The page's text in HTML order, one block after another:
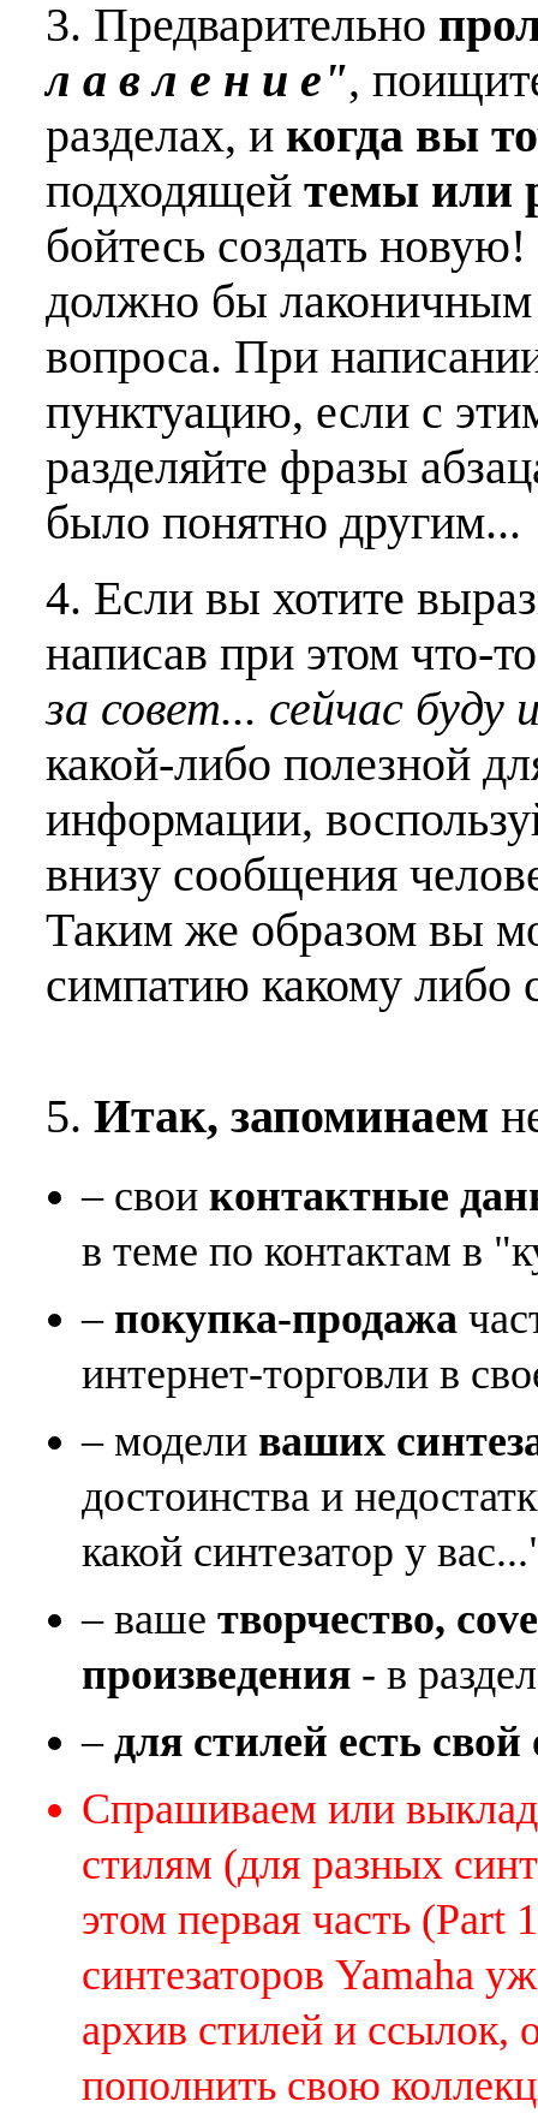
3. Предварительно
л а в л е н и е",
разделах, и когда вы
подходящей темы или
бойтесь создать
должно бы лаконичным
вопроса. При
пунктуацию, если с
разделяйте фразы
было понятно другим...
4. Если вы хотите
написав при этом что-
за совет... сейчас буду
какой-либо полезной
информации,
внизу сообщения
Таким же образом вы
симпатию какому
5. Итак, запоминаем
– свои контактные
в теме по контактам в
– покупка-продажа
интернет-торговли в
– модели ваших
достоинства и
какой синтезатор у
– ваше творчество,
произведения - в
–для стилей есть
Спрашиваем или
стилям (для разных
этом первая часть
синтезаторов Yamaha
архив стилей и ссылок,
пополнить свою